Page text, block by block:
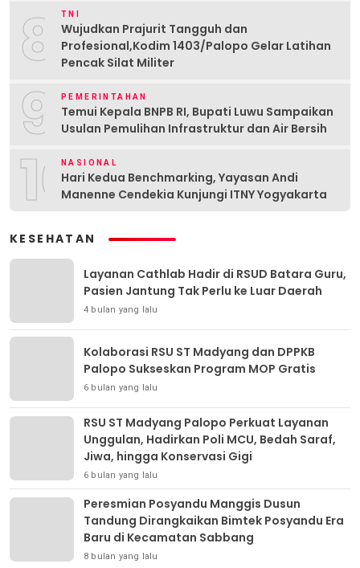
8 TNI
Wujudkan Prajurit Tangguh dan
Profesional,Kodim 1403/Palopo Gelar Latihan
Pencak Silat Militer
9 PEMERINTAHAN
Temui Kepala BNPB RI, Bupati Luwu Sampaikan
Usulan Pemulihan Infrastruktur dan Air Bersih
10NASIONAL
Hari Kedua Benchmarking, Yayasan Andi
Manenne Cendekia Kunjungi ITNY Yogyakarta
KESEHATAN
Layanan Cathlab Hadir di RSUD Batara Guru,
Pasien Jantung Tak Perlu ke Luar Daerah
4 bulan yang lalu
Kolaborasi RSU ST Madyang dan DPPKB
Palopo Sukseskan Program MOP Gratis
6 bulan yang lalu
RSU ST Madyang Palopo Perkuat Layanan
Unggulan, Hadirkan Poli MCU, Bedah Saraf,
Jiwa, hingga Konservasi Gigi
6 bulan yang lalu
Peresmian Posyandu Manggis Dusun
Tandung Dirangkaikan Bimtek Posyandu Era
Baru di Kecamatan Sabbang
8 bulan yang lalu